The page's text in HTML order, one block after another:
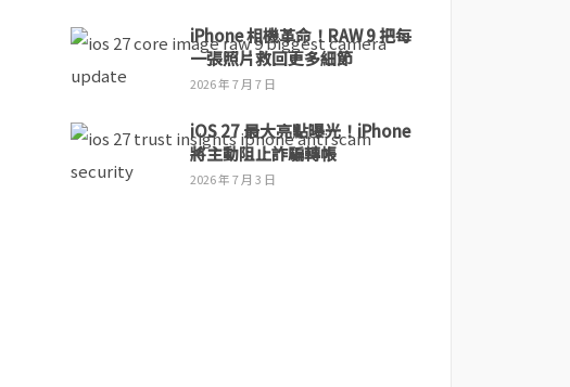
iPhone 相機革命！RAW 9 把每
一張照片救回更多細節
2026 年 7 月 7 日
iOS 27 最大亮點曝光！iPhone
將主動阻止詐騙轉帳
2026 年 7 月 3 日